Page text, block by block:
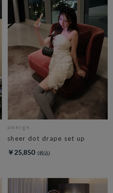
amerge.
sheer dot drape set up
￥25,850